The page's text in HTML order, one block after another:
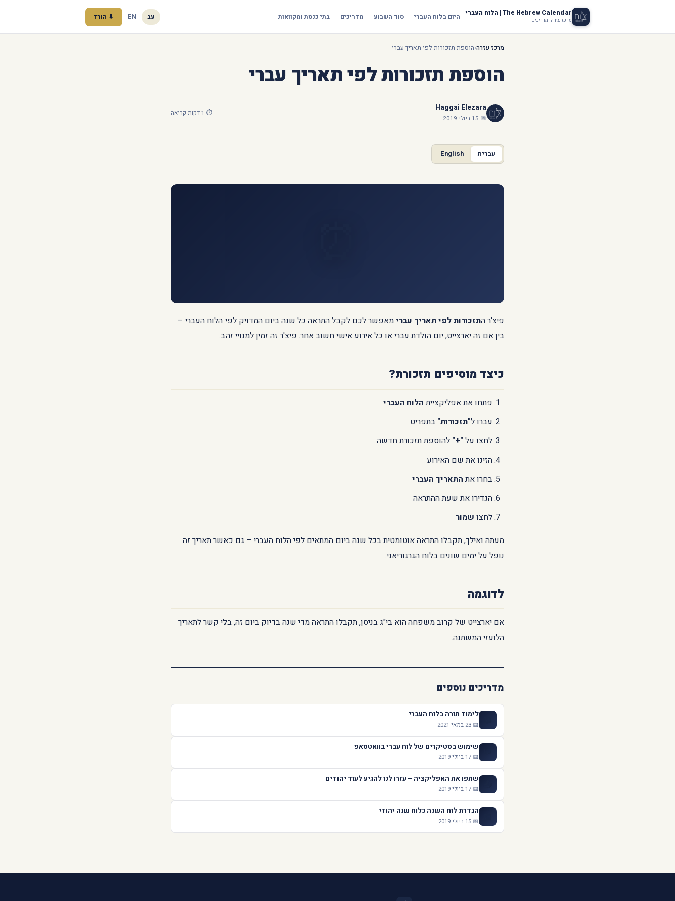
The Hebrew Calendar | הלוח העברי
מרכז עזרה ומדריכים היום בלוח העברי סוד השבוע מדריכים בתי כנסת ומקוואות עב EN ⬇ הורד
מרכז עזרה›הוספת תזכורות לפי תאריך עברי
הוספת תזכורות לפי תאריך עברי
Haggai Elezara
📅 15 ביולי 2019
⏱ 1 דקות קריאה
עברית English
פיצ'ר התזכורות לפי תאריך עברימאפשר לכם לקבל התראה כל שנה ביום המדויק לפי הלוח העברי –
בין אם זה יארצייט, יום הולדת עברי או כל אירוע אישי חשוב אחר. פיצ'ר זה זמין למנויי זהב.
כיצד מוסיפים תזכורת?
פתחו את אפליקצייתהלוח העברי
עברו ל"תזכורות" בתפריט
לחצו על "+" להוספת תזכורת חדשה
הזינו את שם האירוע
בחרו אתהתאריך העברי
הגדירו את שעת ההתראה
לחצו שמור
מעתה ואילך, תקבלו התראה אוטומטית בכל שנה ביום המתאים לפי הלוח העברי – גם כאשר תאריך זה
נופל על ימים שונים בלוח הגרגוריאני.
לדוגמה
אם יארצייט של קרוב משפחה הוא בי"ג בניסן, תקבלו התראה מדי שנה בדיוק ביום זה, בלי קשר לתאריך
הלועזי המשתנה.
מדריכים נוספים
לימוד תורה בלוח העברי
📅 23 במאי 2021
שימוש בסטיקרים של לוח עברי בוואטסאפ
📅 17 ביולי 2019
שתפו את האפליקציה – עזרו לנו להגיע לעוד יהודים
📅 17 ביולי 2019
הגדרת לוח השנה כלוח שנה יהודי
📅 15 ביולי 2019